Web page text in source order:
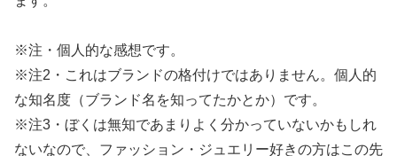
※注・個人的な感想です。
※注2・これはブランドの格付けではありません。個人的
な知名度（ブランド名を知ってたかとか）です。
※注3・ぼくは無知であまりよく分かっていないかもしれ
ないなので、ファッション・ジュエリー好きの方はこの先